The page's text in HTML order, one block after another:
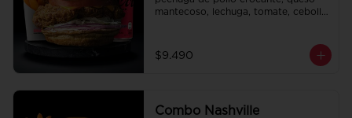
mantecoso, lechuga, tomate, cebolla
salsa de la casa de regalo a elección
y una bebida de 350 cc a elección.
$9.490
Combo Nashville